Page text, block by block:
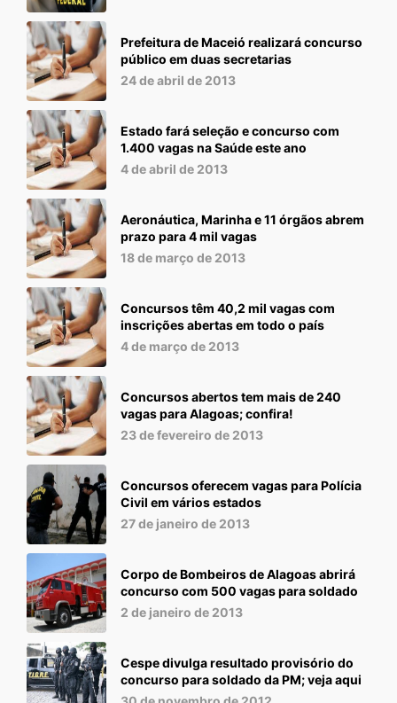
Prefeitura de Maceió realizará concurso
público em duas secretarias
24 de abril de 2013
Estado fará seleção e concurso com
1.400 vagas na Saúde este ano
4 de abril de 2013
Aeronáutica, Marinha e 11 órgãos abrem
prazo para 4 mil vagas
18 de março de 2013
Concursos têm 40,2 mil vagas com
inscrições abertas em todo o país
4 de março de 2013
Concursos abertos tem mais de 240
vagas para Alagoas; confira!
23 de fevereiro de 2013
Concursos oferecem vagas para Polícia
Civil em vários estados
27 de janeiro de 2013
Corpo de Bombeiros de Alagoas abrirá
concurso com 500 vagas para soldado
2 de janeiro de 2013
Cespe divulga resultado provisório do
concurso para soldado da PM; veja aqui